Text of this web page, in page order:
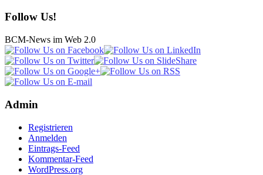
Follow Us!
BCM-News im Web 2.0
Admin
Registrieren
Anmelden
Eintrags-Feed
Kommentar-Feed
WordPress.org